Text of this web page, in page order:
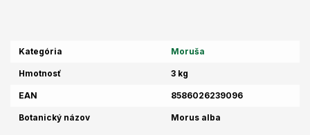
Kategória Moruša
Hmotnosť 3 kg
EAN 8586026239096
Botanický názov Morus alba